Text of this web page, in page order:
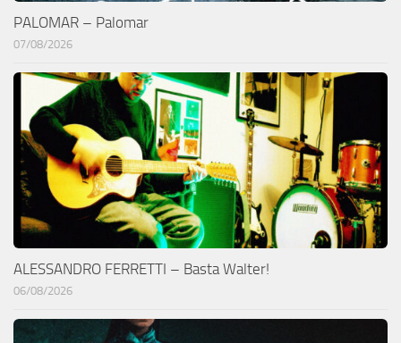
PALOMAR – Palomar
07/08/2026
ALESSANDRO FERRETTI – Basta Walter!
06/08/2026